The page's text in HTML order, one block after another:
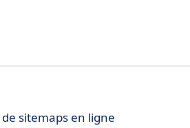
sitemaps en ligne